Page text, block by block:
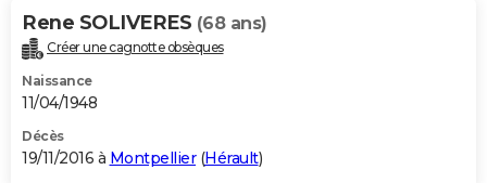
Rene SOLIVERES (68 ans)
Créer une cagnotte obsèques
Naissance
11/04/1948
Décès
19/11/2016 à Montpellier(Hérault)